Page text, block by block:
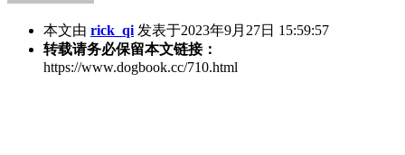
本文由 rick_qi 发表于2023年9月27日 15:59:57
转载请务必保留本文链接：
https://www.dogbook.cc/710.html